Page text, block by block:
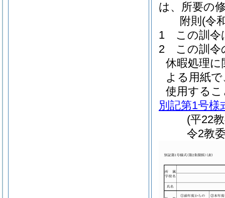
は、所要の
附則 (令
1
この訓令
2
この訓令
休暇処理に
よる用紙
使用する
別記第1号様
(平22
令2教